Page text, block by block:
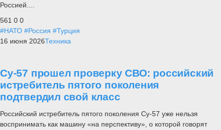
Россией....
561 0 0
#НАТО #Россия #Турция
16 июня 2026Техника
Су-57 прошел проверку СВО: российский
истребитель пятого поколения
подтвердил свой класс
Российский истребитель пятого поколения Су-57 уже нельзя
воспринимать как машину «на перспективу», о которой говорят